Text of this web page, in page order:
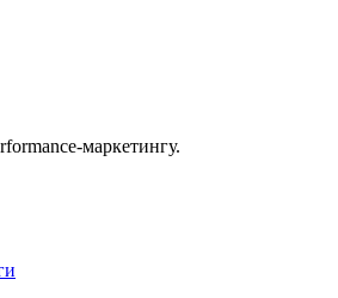
маркетингу.